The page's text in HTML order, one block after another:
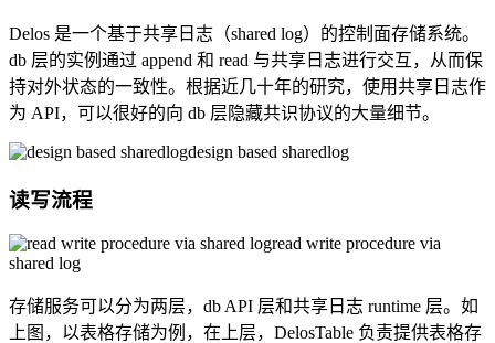
Delos 是一个基于共享日志（shared log）的控制面存储系统。
db 层的实例通过 append 和 read 与共享日志进行交互，从而保
持对外状态的一致性。根据近几十年的研究，使用共享日志作
为 API，可以很好的向 db 层隐藏共识协议的大量细节。
design based sharedlog
读写流程
read write procedure via
shared log
存储服务可以分为两层，db API 层和共享日志 runtime 层。如
上图，以表格存储为例，在上层，DelosTable 负责提供表格存